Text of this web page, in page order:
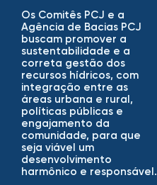
Os Comitês PCJ e a
Agência de Bacias PCJ
buscam promover a
sustentabilidade e a
correta gestão dos
recursos hídricos, com
integração entre as
áreas urbana e rural,
políticas públicas e
engajamento da
comunidade, para que
seja viável um
desenvolvimento
harmônico e responsável.